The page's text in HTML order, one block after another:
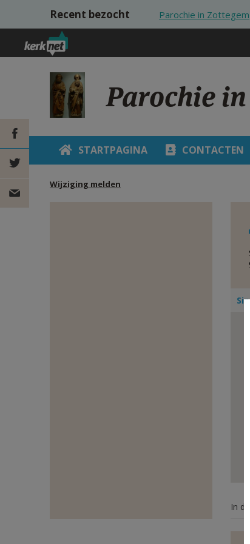
Overslaan en naar de inhoud gaan
Recent bezocht Parochie in Zottegem
Parochie
STARTPAGINA CONTACTEN
Wijziging melden
DEEL OP
FACEBOOK
DEEL OP
In